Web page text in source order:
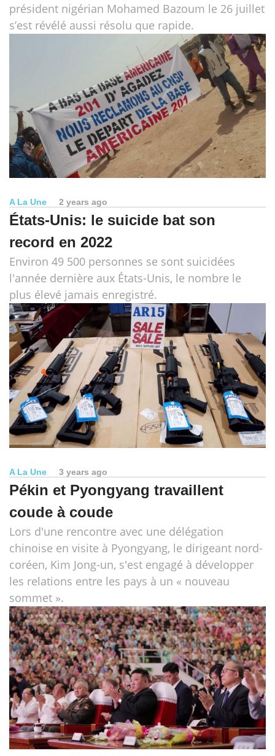
président nigérian Mohamed Bazoum le 26 juillet
s’est révélé aussi résolu que rapide.
A La Une 2 years ago
États-Unis: le suicide bat son
record en 2022
Environ 49 500 personnes se sont suicidées
l'année dernière aux États-Unis, le nombre le
plus élevé jamais enregistré.
A La Une 3 years ago
Pékin et Pyongyang travaillent
coude à coude
Lors d'une rencontre avec une délégation
chinoise en visite à Pyongyang, le dirigeant nord-
coréen, Kim Jong-un, s'est engagé à développer
les relations entre les pays à un « nouveau
sommet ».